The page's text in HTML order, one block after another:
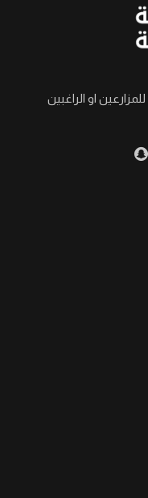
او الراغبين